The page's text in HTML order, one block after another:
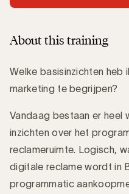
About this training
Welke basisinzichten
marketing te begrijpen?
Vandaag bestaan er heel
inzichten over het
reclameruimte. Logisch,
digitale reclame wordt in
programmatic